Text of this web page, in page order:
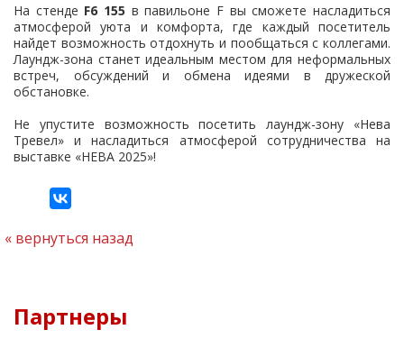
На стенде F6 155 в павильоне F вы сможете насладиться
атмосферой уюта и комфорта, где каждый посетитель
найдет возможность отдохнуть и пообщаться с коллегами.
Лаундж-зона станет идеальным местом для неформальных
встреч, обсуждений и обмена идеями в дружеской
обстановке.
Не упустите возможность посетить лаундж-зону «Нева
Тревел» и насладиться атмосферой сотрудничества на
выставке «НЕВА 2025»!
вернуться назад
Партнеры